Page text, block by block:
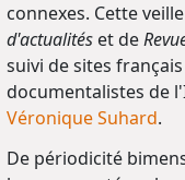
connexes. Cette
d'actualités et de
suivi de sites
documentalistes de
Véronique Suhard.
De périodicité